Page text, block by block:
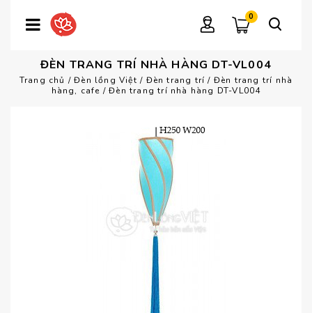
0
ĐÈN TRANG TRÍ NHÀ HÀNG DT-VL004
Trang chủ /Đèn lồng Việt / Đèn trang trí / Đèn trang trí nhà
hàng, cafe /Đèn trang trí nhà hàng DT-VL004